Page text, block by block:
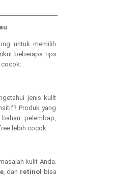
untuk memilih
beberapa tips
cocok:
jenis kulit
Produk yang
pelembap,
lebih cocok.
kulit Anda.
, dan retinol bisa